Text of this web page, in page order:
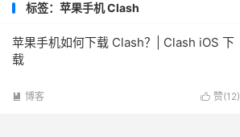
标签：苹果手机 Clash
苹果手机如何下载 Clash？| Clash iOS 下
载
 赞(12)
 博客